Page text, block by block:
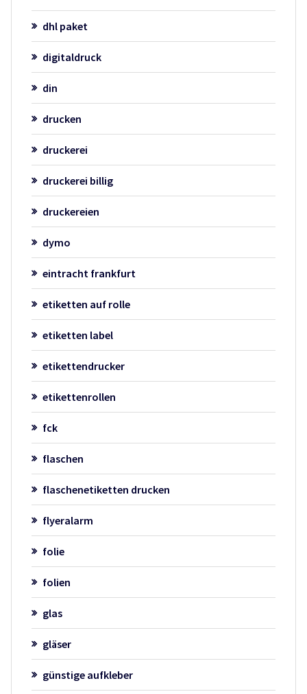
dhl paket
digitaldruck
din
drucken
druckerei
druckerei billig
druckereien
dymo
eintracht frankfurt
etiketten auf rolle
etiketten label
etikettendrucker
etikettenrollen
fck
flaschen
flaschenetiketten drucken
flyeralarm
folie
folien
glas
gläser
günstige aufkleber